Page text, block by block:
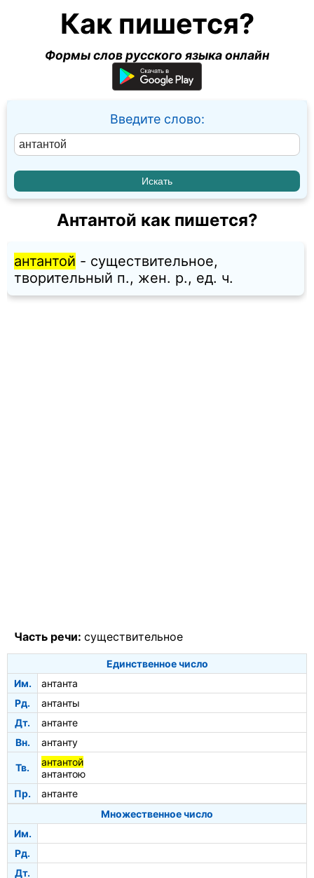
Как пишется?
Формы слов русского языка онлайн
Введите слово:
Антантой как пишется?
антантой - существительное,
творительный п., жен. p., ед. ч.
Часть речи: существительное
Единственное число
Им.
антанта
Рд.
антанты
Дт.
антанте
Вн.
антанту
Тв.
антантой
антантою
Пр.
антанте
Множественное число
Им.
Рд.
Дт.